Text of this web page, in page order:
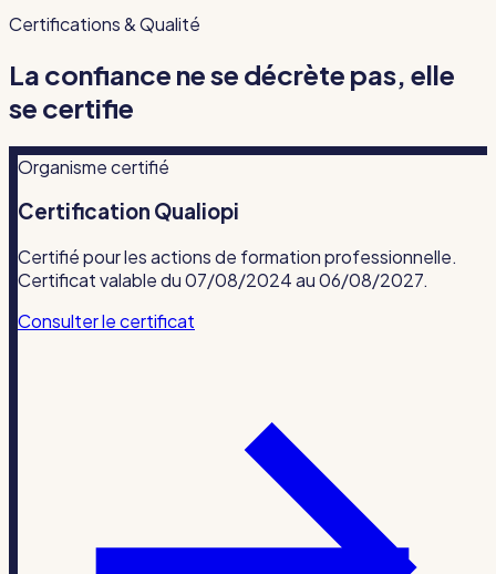
Certifications & Qualité
La confiance ne se décrète pas, elle
se certifie
Organisme certifié
Certification Qualiopi
Certifié pour les actions de formation professionnelle.
Certificat valable du 07/08/2024 au 06/08/2027.
Consulter le certificat